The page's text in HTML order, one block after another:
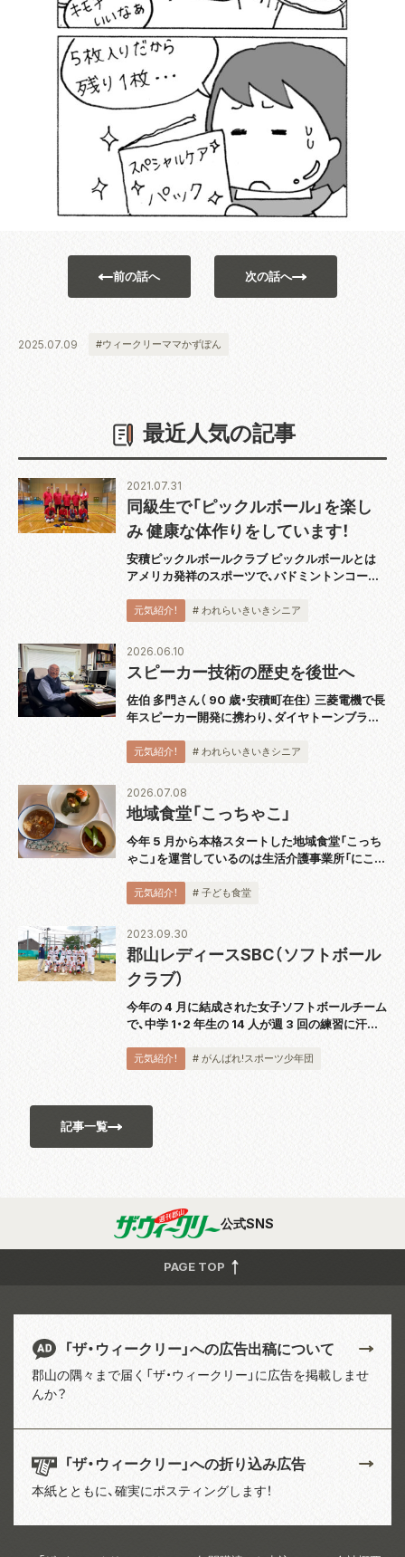
前の話へ 次の話へ
2025.07.09 #ウィークリーママかずぽん
最近人気の記事
同級生で「ピックルボール」を楽し
み 健康な体作りをしています！
安積ピックルボールクラブ ピックルボールとは
アメリカ発祥のスポーツで、バドミントンコート
ケットを使用し、穴あきのプラスチックボールを
激...
元気紹介！ # われらいきいきシニア
2021.07.31
スピーカー技術の歴史を後世へ
佐伯 多門さん（ 90 歳・安積町在住） 三菱電機で長
年スピーカー開発に携わり、ダイヤトーンブラン
に『スピーカー技術の 100 年』完結巻を出版し、
元気紹介！ # われらいきいきシニア
2026.06.10
地域食堂「こっちゃこ」
今年 5 月から本格スタートした地域食堂「こっち
ゃこ」を運営しているのは生活介護事業所「にこっ
い者の通所障がい福祉サービスを提供しているの
元気紹介！ # 子ども食堂
2026.07.08
郡山レディースSBC（ソフトボール
クラブ）
今年の 4 月に結成された女子ソフトボールチーム
で、中学 1・2 年生の 14 人が週 3 回の練習に汗を
思を誰に対しても伝えられるよう、日頃の練習か
元気紹介！ # がんばれ!スポーツ少年団
2023.09.30
記事一覧
公式SNS
PAGE TOP
「ザ・ウィークリー」への広告出稿について
郡山の隅々まで届く「ザ・ウィークリー」に広告を掲載しませ
んか？
「ザ・ウィークリー」への折り込み広告
本紙とともに、確実にポスティングします！